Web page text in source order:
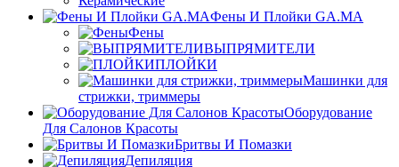
Фены И Плойки GA.MA
Фены
ВЫПРЯМИТЕЛИ
ПЛОЙКИ
Машинки для
стрижки, триммеры
Оборудование
Для Салонов Красоты
Бритвы И Помазки
Депиляция